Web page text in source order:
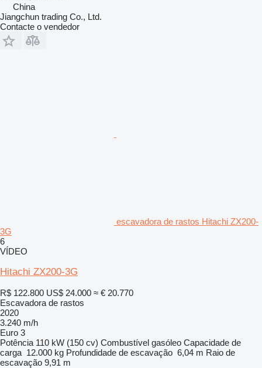
China
Jiangchun trading Co., Ltd.
Contacte o vendedor
escavadora de rastos Hitachi ZX200-
3G
6
VÍDEO
Hitachi ZX200-3G
R$ 122.800 US$ 24.000 ≈ € 20.770
Escavadora de rastos
2020
3.240 m/h
Euro 3
Potência 110 kW (150 cv) Combustível gasóleo Capacidade de
carga 12.000 kg Profundidade de escavação 6,04 m Raio de
escavação 9,91 m